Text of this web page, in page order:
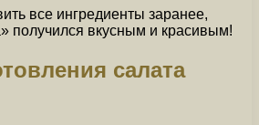
все ингредиенты заранее,
получился вкусным и красивым!
салата